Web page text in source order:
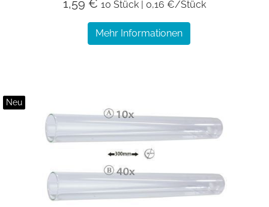
1,59 € 10 Stück | 0,16 €/Stück
Mehr Informationen
Neu